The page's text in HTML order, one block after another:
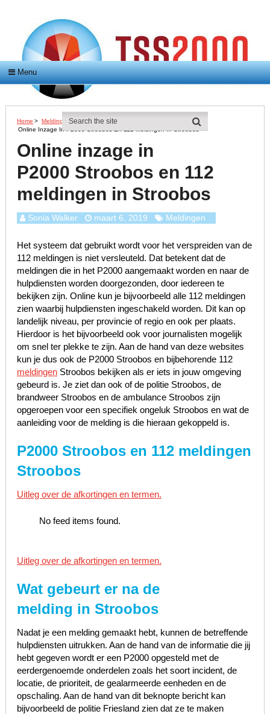
Menu
Home > Meldingen >
Online Inzage In P2000 Stroobos En 112 Meldingen In Stroobos
Online inzage in
P2000 Stroobos en 112
meldingen in Stroobos
Sonia Walker maart 6, 2019 Meldingen
Het systeem dat gebruikt wordt voor het verspreiden van de
112 meldingen is niet versleuteld. Dat betekent dat de
meldingen die in het P2000 aangemaakt worden en naar de
hulpdiensten worden doorgezonden, door iedereen te
bekijken zijn. Online kun je bijvoorbeeld alle 112 meldingen
zien waarbij hulpdiensten ingeschakeld worden. Dit kan op
landelijk niveau, per provincie of regio en ook per plaats.
Hierdoor is het bijvoorbeeld ook voor journalisten mogelijk
om snel ter plekke te zijn. Aan de hand van deze websites
kun je dus ook de P2000 Stroobos en bijbehorende 112
meldingenStroobos bekijken als er iets in jouw omgeving
gebeurd is. Je ziet dan ook of de politie Stroobos, de
brandweer Stroobos en de ambulance Stroobos zijn
opgeroepen voor een specifiek ongeluk Stroobos en wat de
aanleiding voor de melding is die hieraan gekoppeld is.
P2000 Stroobos en 112 meldingen
Stroobos
Uitleg over de afkortingen en termen.
No feed items found.
Uitleg over de afkortingen en termen.
Wat gebeurt er na de
melding in Stroobos
Nadat je een melding gemaakt hebt, kunnen de betreffende
hulpdiensten uitrukken. Aan de hand van de informatie die jij
hebt gegeven wordt er een P2000 opgesteld met de
eerdergenoemde onderdelen zoals het soort incident, de
locatie, de prioriteit, de gealarmeerde eenheden en de
opschaling. Aan de hand van dit beknopte bericht kan
bijvoorbeeld de politie Friesland zien dat ze te maken